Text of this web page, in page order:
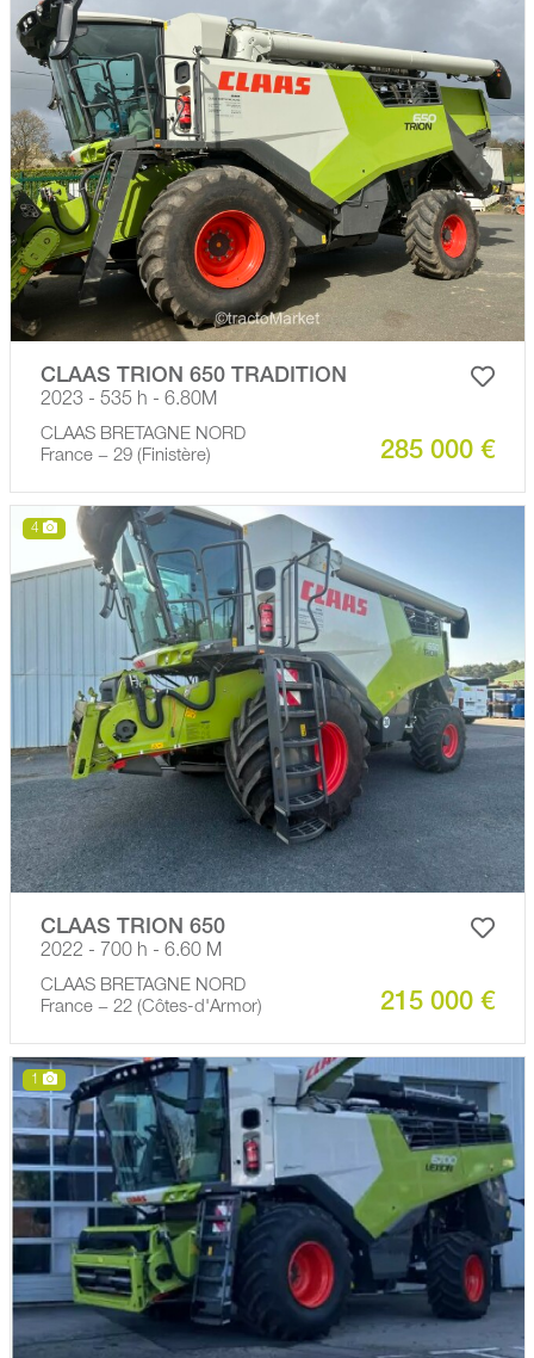
CLAAS TRION 650 TRADITION
2023 - 535 h - 6.80M
CLAAS BRETAGNE NORD
France − 29 (Finistère)
285 000 €
4
CLAAS TRION 650
2022 - 700 h - 6.60 M
CLAAS BRETAGNE NORD
France − 22 (Côtes-d'Armor)
215 000 €
1